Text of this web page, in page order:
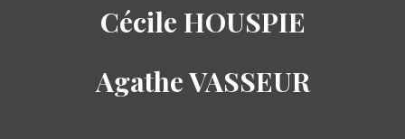
Cécile HOUSPIE
Agathe VASSEUR